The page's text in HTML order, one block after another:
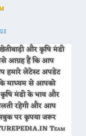
और कृषि मंडी
आग्रह हैं कि आप
हमारे लेटेस्ट अपडेट
के माध्यम से आपको
कृषि मंडी के भाव और
रहेगी और आप
पर कृपया जरूर
Team